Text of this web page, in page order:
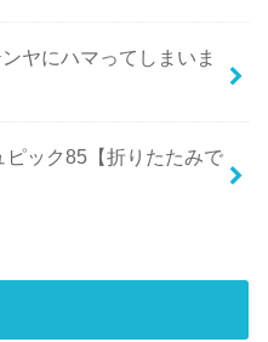
ヤにハマってしまいま
ピック85【折りたたみで